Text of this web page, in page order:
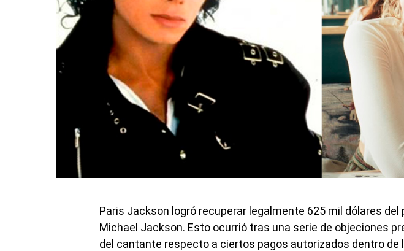
Paris Jackson logró recuperar legalmente 625 mil dólares del
Michael Jackson. Esto ocurrió tras una serie de objeciones
del cantante respecto a ciertos pagos autorizados dentro de